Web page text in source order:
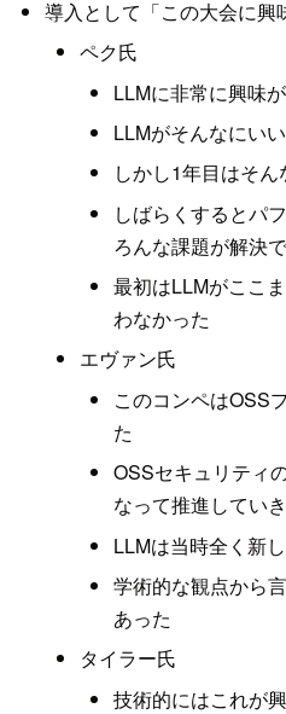
導入として「この大会に興
ペク氏
LLMに非常に興味
LLMがそんなにい
しかし1年目はそ
しばらくするとパ
ろんな課題が解決
最初はLLMがここ
わなかった
エヴァン氏
このコンペはOSS
た
OSSセキュリティ
なって推進してい
LLMは当時全く新
学術的な観点から
あった
タイラー氏
技術的にはこれが